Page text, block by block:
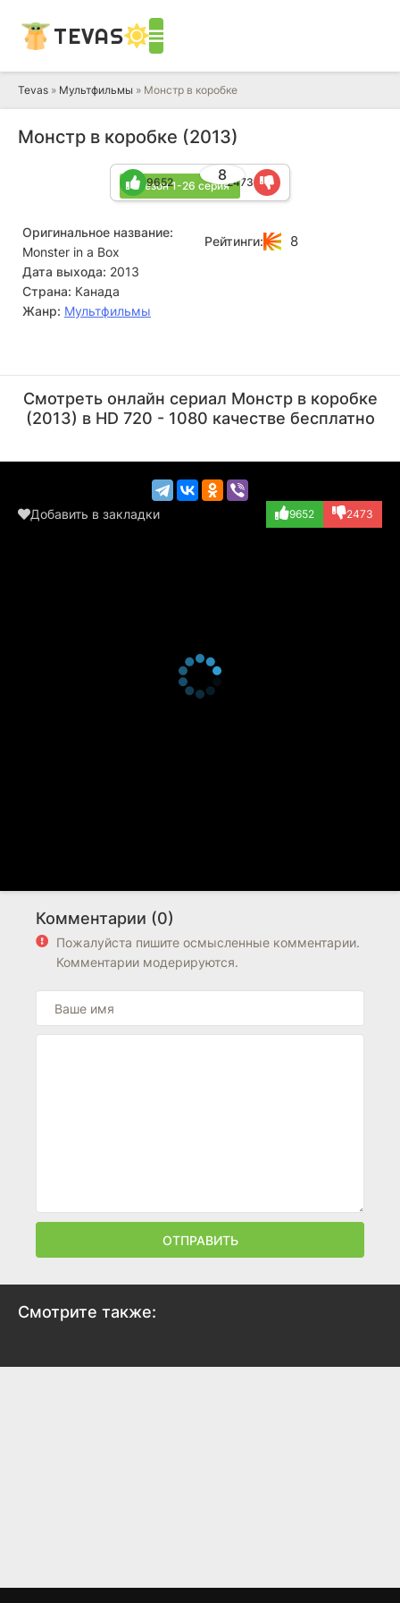
TEVAS
Tevas » Мультфильмы » Монстр в коробке
Монстр в коробке (2013)
1 сезон 1-26 серия
8
9652 2473
Оригинальное название:
Monster in a Box
Дата выхода: 2013
Страна: Канада
Жанр: Мультфильмы
Рейтинги: 8
Смотреть онлайн сериал Монстр в коробке
(2013) в HD 720 - 1080 качестве бесплатно
Добавить в закладки 9652 2473
Комментарии (0)
Пожалуйста пишите осмысленные комментарии.
Комментарии модерируются.
ОТПРАВИТЬ
Смотрите также: